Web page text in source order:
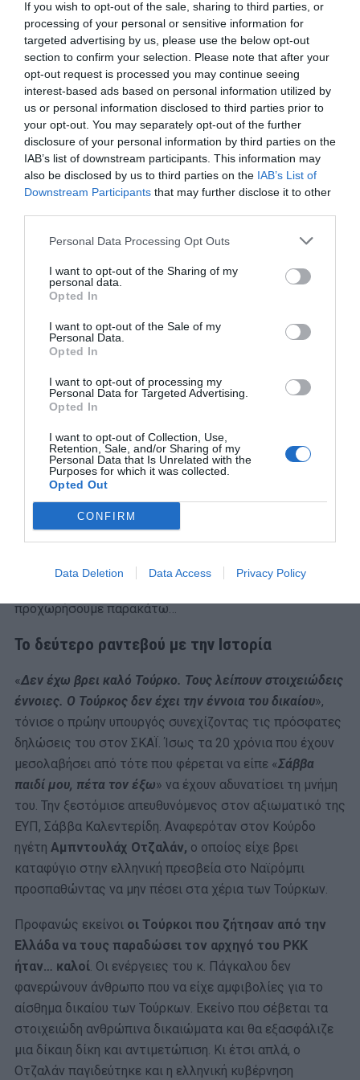
If you wish to opt-out of the sale, sharing to third parties, or
processing of your personal or sensitive information for
targeted advertising by us, please use the below opt-out
section to confirm your selection. Please note that after your
opt-out request is processed you may continue seeing
interest-based ads based on personal information utilized by
us or personal information disclosed to third parties prior to
your opt-out. You may separately opt-out of the further
disclosure of your personal information by third parties on the
IAB’s list of downstream participants. This information may
also be disclosed by us to third parties on the IAB’s List of
Downstream Participants that may further disclose it to other
Personal Data Processing Opt Outs
I want to opt-out of the Sharing of my
personal data.
Opted In
I want to opt-out of the Sale of my
Personal Data.
Opted In
I want to opt-out of processing my
Personal Data for Targeted Advertising.
Opted In
I want to opt-out of Collection, Use,
Retention, Sale, and/or Sharing of my
Personal Data that Is Unrelated with the
Purposes for which it was collected.
Opted Out
CONFIRM
Data Deletion Data Access Privacy Policy
καθόλου η πρότασή του « θα πούμε ότι τη σημαία την
πήρε ο αέρας ». Όταν η Ελλάδα βγήκε από τα γεγονότα
των Ιμίων κληρονομώντας τις γκρίζες ζώνες και την
αμφισβήτηση μιας περιοχής για την οποία ως τότε
κανείς δεν είχε εγείρει σοβαρές αξιώσεις. Προφανώς
και κανένας δεν είναι αρκετά τρελός για να υποστηρίξει
πως η σωστή απάντηση θα ήταν ο πόλεμος (που θα μας
έδινε πολλούς -κατά Πάγκαλο- καλούς Τούρκους,
δηλαδή νεκρούς, όπως άλλωστε και Έλληνες). Όμως,
ταυτόχρονα, δύσκολα βρίσκεις άνθρωπο που να θεωρεί
πως όσα συνέβησαν εκείνες τις μέρες αποτελούν
παράσημο της ελληνικής εξωτερικής πολιτικής στη
Αλλά, ας ευχαριστήσουμε τους Αμερικανούς γι’ αυτό
(όπως έκανε από το βήμα του ρήτορος στη Βουλή ο
προχωρήσουμε παρακάτω…
Το δεύτερο ραντεβού με την Ιστορία
«Δεν έχω βρει καλό Τούρκο. Τους λείπουν στοιχειώδεις
έννοιες. Ο Τούρκος δεν έχει την έννοια του δικαίου»,
τόνισε ο πρώην υπουργός συνεχίζοντας τις πρόσφατες
δηλώσεις του στον ΣΚΑΪ. Ίσως τα 20 χρόνια που έχουν
μεσολαβήσει από τότε που φέρεται να είπε «Σάββα
παιδί μου, πέτα τον έξω» να έχουν αδυνατίσει τη μνήμη
του. Την ξεστόμισε απευθυνόμενος στον αξιωματικό της
ΕΥΠ, Σάββα Καλεντερίδη. Αναφερόταν στον Κούρδο
ηγέτη Αμπντουλάχ Οτζαλάν, ο οποίος είχε βρει
καταφύγιο στην ελληνική πρεσβεία στο Ναϊρόμπι
προσπαθώντας να μην πέσει στα χέρια των Τούρκων.
Προφανώς εκείνοι οι Τούρκοι που ζήτησαν από την
Ελλάδα να τους παραδώσει τον αρχηγό του PKK
ήταν… καλοί. Οι ενέργειες του κ. Πάγκαλου δεν
φανερώνουν άνθρωπο που να είχε αμφιβολίες για το
αίσθημα δικαίου των Τούρκων. Εκείνο που σέβεται τα
στοιχειώδη ανθρώπινα δικαιώματα και θα εξασφάλιζε
μια δίκαιη δίκη και αντιμετώπιση. Κι έτσι απλά, ο
Οτζαλάν παγιδεύτηκε και η ελληνική κυβέρνηση